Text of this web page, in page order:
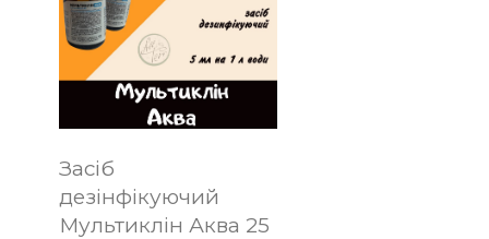
Засіб
дезінфікуючий
Мультиклін Аква 25